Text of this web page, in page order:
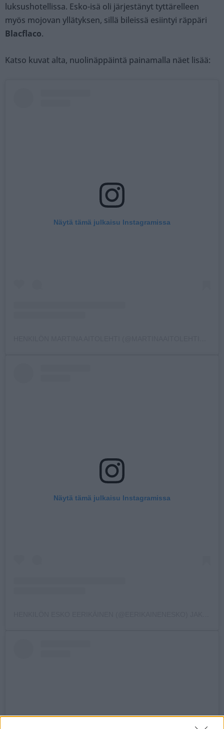
luksushotellissa. Esko-isä oli järjestänyt tyttärelleen
myös mojovan yllätyksen, sillä bileissä esiintyi räppäri
Blacflaco.
Katso kuvat alta, nuolinäppäintä painamalla näet lisää:
Näytä tämä julkaisu Instagramissa
Näytä tämä julkaisu Instagramissa